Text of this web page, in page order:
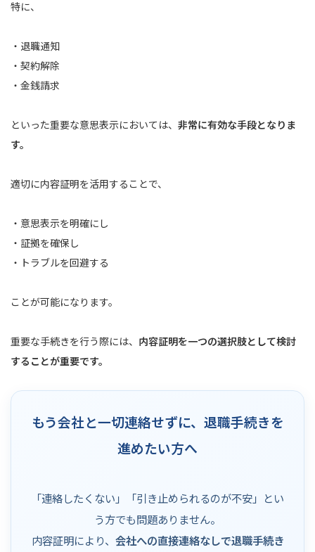
特に、
・退職通知
・契約解除
・金銭請求
といった重要な意思表示においては、 非常に有効な手段となりま
す。
適切に内容証明を活用することで、
・意思表示を明確にし
・証拠を確保し
・トラブルを回避する
ことが可能になります。
重要な手続きを行う際には、 内容証明を一つの選択肢として検討
することが重要です。
もう会社と一切連絡せずに、退職手続きを
進めたい方へ
「連絡したくない」「引き止められるのが不安」とい
う方でも問題ありません。
内容証明により、 会社への直接連絡なしで退職手続き